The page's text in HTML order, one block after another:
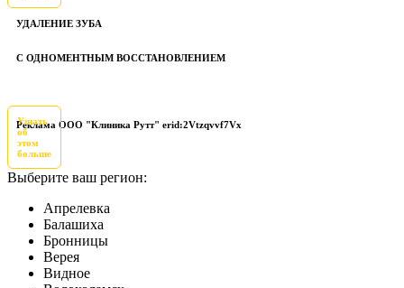
УДАЛЕНИЕ ЗУБА
С ОДНОМЕНТНЫМ ВОССТАНОВЛЕНИЕМ
Реклама ООО "Клиника Рутт" erid:2Vtzqvvf7Vx
Узнать
об
этом
больше
Выберите ваш регион:
Апрелевка
Балашиха
Бронницы
Верея
Видное